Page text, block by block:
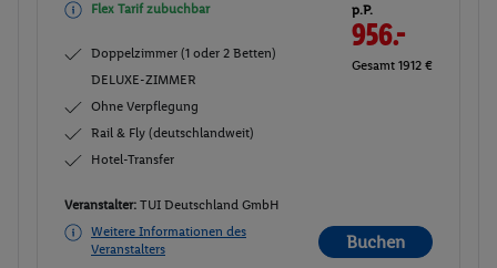
Flex Tarif zubuchbar
Doppelzimmer (1 oder 2 Betten)
DELUXE-ZIMMER
Ohne Verpflegung
Rail & Fly (deutschlandweit)
Hotel-Transfer
p.P.
956.-
Gesamt 1912 €
Veranstalter: TUI Deutschland GmbH
Weitere Informationen des
Veranstalters
Buchen